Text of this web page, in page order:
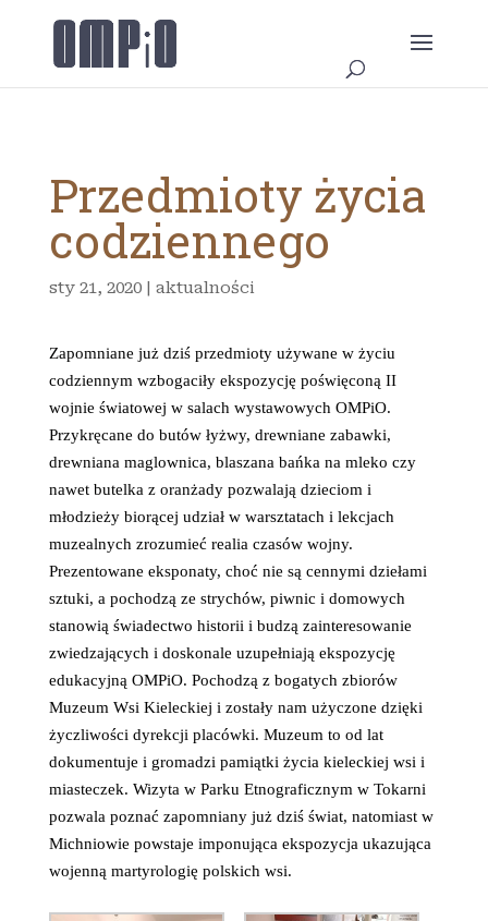
Przedmioty życia
codziennego
sty 21, 2020| aktualności
Zapomniane już dziś przedmioty używane w życiu
codziennym wzbogaciły ekspozycję poświęconą II
wojnie światowej w salach wystawowych OMPiO.
Przykręcane do butów łyżwy, drewniane zabawki,
drewniana maglownica, blaszana bańka na mleko czy
nawet butelka z oranżady pozwalają dzieciom i
młodzieży biorącej udział w warsztatach i lekcjach
muzealnych zrozumieć realia czasów wojny.
Prezentowane eksponaty, choć nie są cennymi dziełami
sztuki, a pochodzą ze strychów, piwnic i domowych
stanowią świadectwo historii i budzą zainteresowanie
zwiedzających i doskonale uzupełniają ekspozycję
edukacyjną OMPiO. Pochodzą z bogatych zbiorów
Muzeum Wsi Kieleckiej i zostały nam użyczone dzięki
życzliwości dyrekcji placówki. Muzeum to od lat
dokumentuje i gromadzi pamiątki życia kieleckiej wsi i
miasteczek. Wizyta w Parku Etnograficznym w Tokarni
pozwala poznać zapomniany już dziś świat, natomiast w
Michniowie powstaje imponująca ekspozycja ukazująca
wojenną martyrologię polskich wsi.